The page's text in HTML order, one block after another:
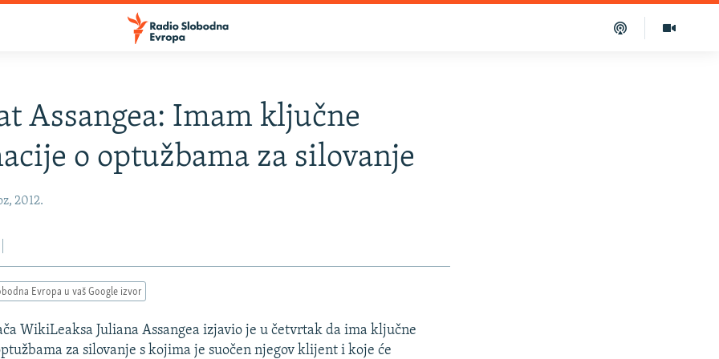
Assangea: Imam ključne
o optužbama za silovanje
2012.
Evropa u vaš Google izvor
WikiLeaksa Juliana Assangea izjavio je u četvrtak da ima ključne
za silovanje s kojima je suočen njegov klijent i koje će